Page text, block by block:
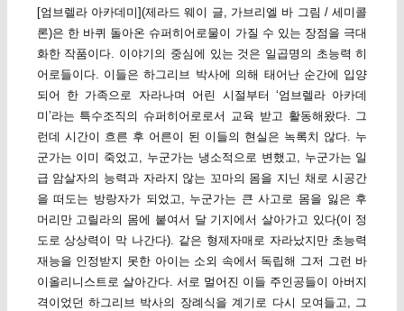
[엄브렐라 아카데미](제라드 웨이 글, 가브리엘 바 그림 / 세미콜
론)은 한 바퀴 돌아온 슈퍼히어로물이 가질 수 있는 장점을 극대
화한 작품이다. 이야기의 중심에 있는 것은 일곱명의 초능력 히
어로들이다. 이들은 하그리브 박사에 의해 태어난 순간에 입양
되어 한 가족으로 자라나며 어린 시절부터 ‘엄브렐라 아카데
미’라는 특수조직의 슈퍼히어로로서 교육 받고 활동해왔다. 그
런데 시간이 흐른 후 어른이 된 이들의 현실은 녹록치 않다. 누
군가는 이미 죽었고, 누군가는 냉소적으로 변했고, 누군가는 일
급 암살자의 능력과 자라지 않는 꼬마의 몸을 지닌 채로 시공간
을 떠도는 방랑자가 되었고, 누군가는 큰 사고로 몸을 잃은 후
머리만 고릴라의 몸에 붙여서 달 기지에서 살아가고 있다(이 정
도로 상상력이 막 나간다). 같은 형제자매로 자라났지만 초능력
재능을 인정받지 못한 아이는 소외 속에서 독립해 그저 그런 바
이올리니스트로 살아간다. 서로 멀어진 이들 주인공들이 아버지
격이었던 하그리브 박사의 장례식을 계기로 다시 모여들고, 그